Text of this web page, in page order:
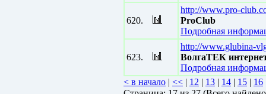
620.
http://www.pro-
ProClub
Подробная
623.
http://www.glubina-
ВолгаТЕК
Подробная
< в начало | << | 12 | 13 | 14 | 15 | 16